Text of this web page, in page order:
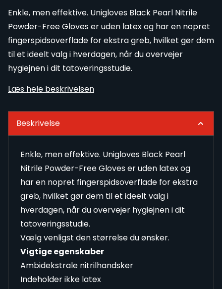
Enkle, men effektive. Unigloves Black Pearl Nitrile
Powder-Free Gloves er uden latex og har en nopret
fingerspidsoverflade for ekstra greb, hvilket gør dem
til et ideelt valg i hverdagen, når du overvejer
hygiejnen i dit tatoveringsstudie.
Læs hele beskrivelsen
Beskrivelse
Enkle, men effektive. Unigloves Black Pearl
Nitrile Powder-Free Gloves er uden latex og
har en nopret fingerspidsoverflade for ekstra
greb, hvilket gør dem til et ideelt valg i
hverdagen, når du overvejer hygiejnen i dit
tatoveringsstudie.
Vælg venligst den størrelse du ønsker.
Vigtige egenskaber
Ambidekstrale nitrilhandsker
Indeholder ikke latex